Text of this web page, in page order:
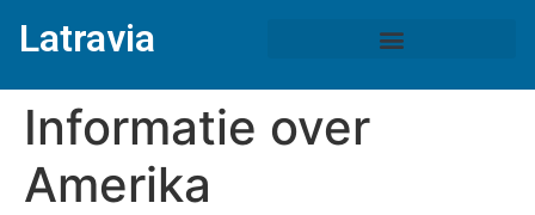
Latravia
Informatie over
Amerika